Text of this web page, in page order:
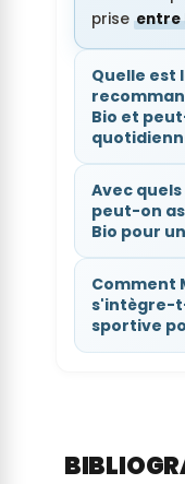
priseentre
Quelle est
Bio et
Avec
peut-on
Bio pour
Comment
s'intègre-
sportive